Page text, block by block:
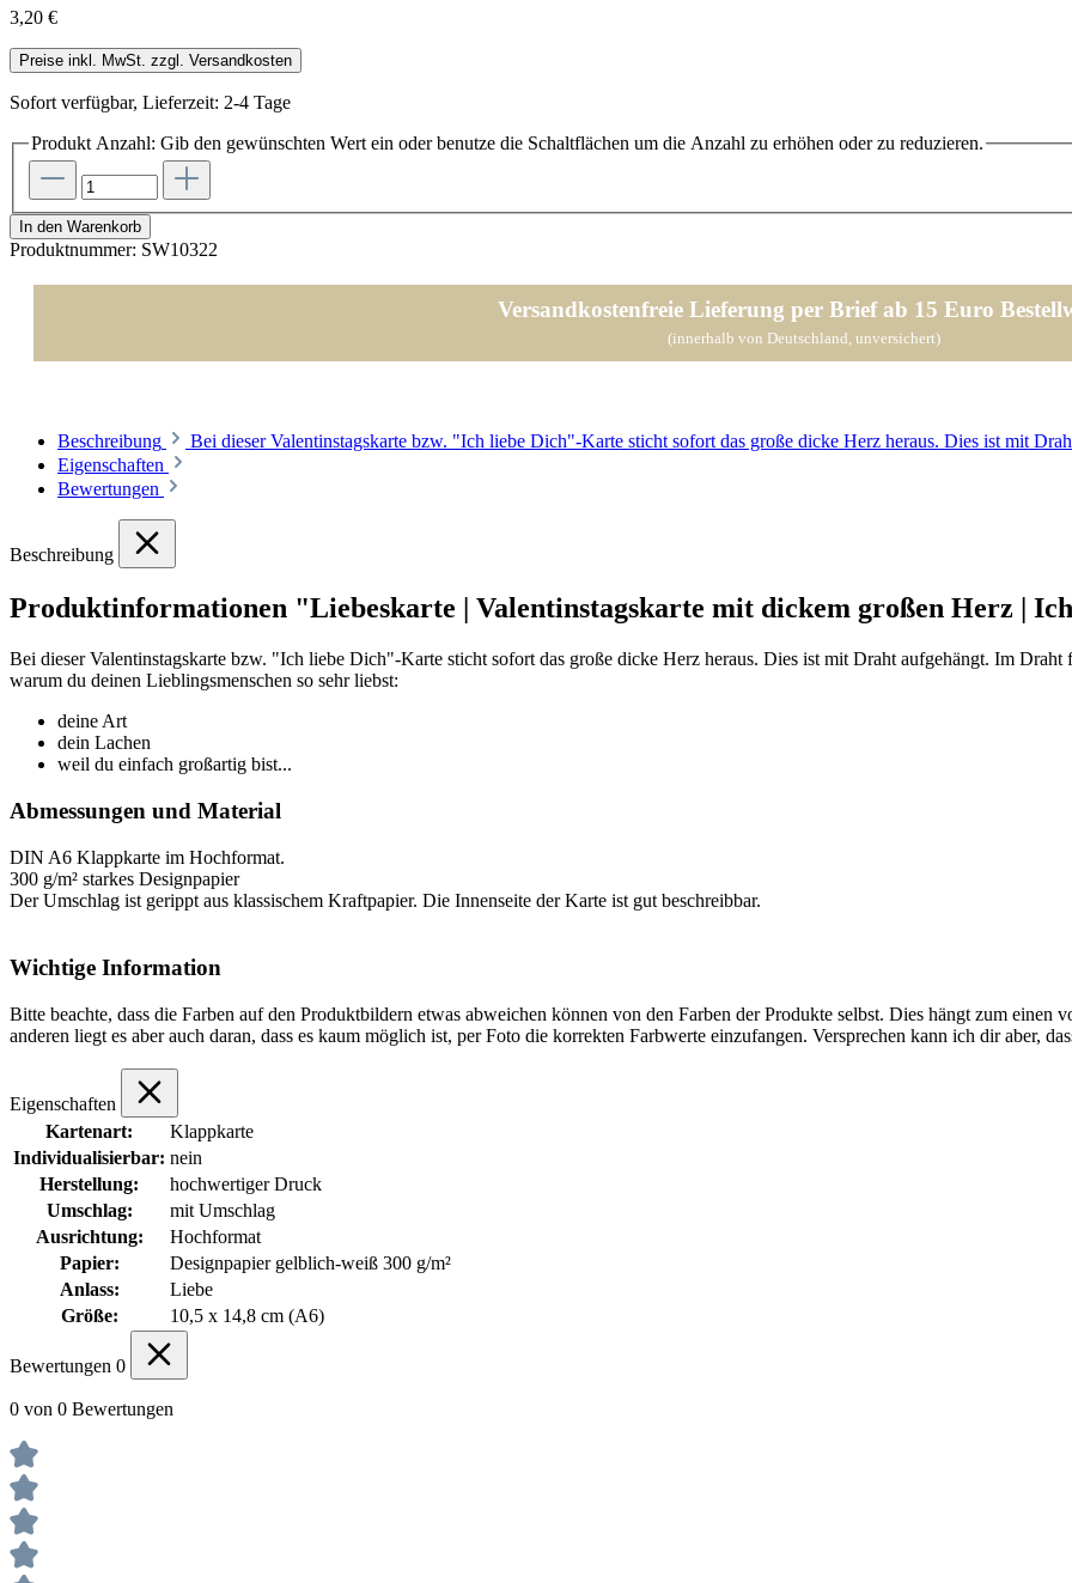
3,20 €
Preise inkl. MwSt. zzgl. Versandkosten
Sofort verfügbar, Lieferzeit: 2-4 Tage
Produkt Anzahl: Gib den gewünschten Wert ein oder benutze die Schaltflächen um die Anzahl zu erhöhen oder zu reduzieren.
In den Warenkorb
Produktnummer: SW10322
Versandkostenfreie Lieferung per Brief ab 15 Euro
(innerhalb von Deutschland, unversichert)
Beschreibung
Bei dieser Valentinstagskarte bzw. "Ich liebe Dich"-Karte sticht sofort das große dicke Herz heraus. Dies ist mit
Eigenschaften
Bewertungen
Beschreibung
Produktinformationen "Liebeskarte | Valentinstagskarte mit dickem großen Herz |
Bei dieser Valentinstagskarte bzw. "Ich liebe Dich"-Karte sticht sofort das große dicke Herz heraus. Dies ist mit Draht aufgehängt. Im
warum du deinen Lieblingsmenschen so sehr liebst:
deine Art
dein Lachen
weil du einfach großartig bist...
Abmessungen und Material
DIN A6 Klappkarte im Hochformat.
300 g/m² starkes Designpapier
Der Umschlag ist gerippt aus klassischem Kraftpapier. Die Innenseite der Karte ist gut beschreibbar.
Wichtige Information
Bitte beachte, dass die Farben auf den Produktbildern etwas abweichen können von den Farben der Produkte selbst. Dies hängt zum
anderen liegt es aber auch daran, dass es kaum möglich ist, per Foto die korrekten Farbwerte einzufangen. Versprechen kann ich dir aber,
Eigenschaften
Kartenart:
Klappkarte
Individualisierbar: nein
Herstellung:
hochwertiger Druck
Umschlag:
mit Umschlag
Ausrichtung:
Hochformat
Papier:
Designpapier gelblich-weiß 300 g/m²
Anlass:
Liebe
Größe:
10,5 x 14,8 cm (A6)
Bewertungen 0
0 von 0 Bewertungen